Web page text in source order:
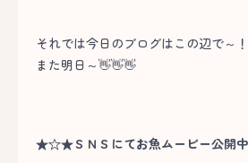
それでは今日のブログはこの辺で～！
また明日～👋👋👋
★☆★ＳＮＳにてお魚ムービー公